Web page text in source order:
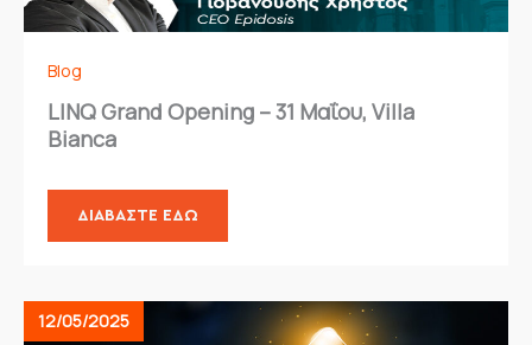
Blog
LINQ Grand Opening – 31 Μαΐου, Villa
Bianca
ΔΙΑΒΆΣΤΕ ΕΔΏ
12/05/2025